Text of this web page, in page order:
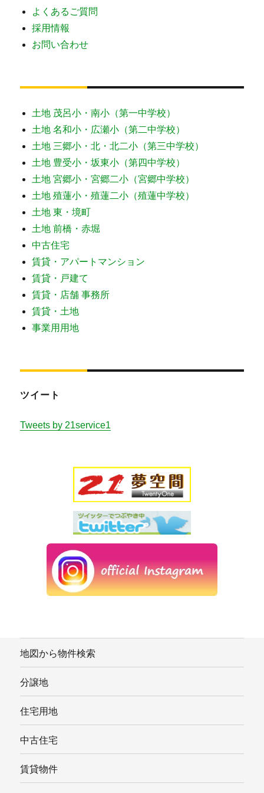
よくあるご質問
採用情報
お問い合わせ
土地 茂呂小・南小（第一中学校）
土地 名和小・広瀬小（第二中学校）
土地 三郷小・北・北二小（第三中学校）
土地 豊受小・坂東小（第四中学校）
土地 宮郷小・宮郷二小（宮郷中学校）
土地 殖蓮小・殖蓮二小（殖蓮中学校）
土地 東・境町
土地 前橋・赤堀
中古住宅
賃貸・アパートマンション
賃貸・戸建て
賃貸・店舗 事務所
賃貸・土地
事業用用地
ツイート
Tweets by 21service1
地図から物件検索
分譲地
住宅用地
中古住宅
賃貸物件